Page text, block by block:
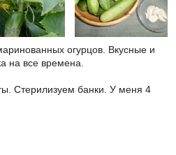
огурцов. Вкусные и
на все времена.
Стерилизуем банки. У меня 4